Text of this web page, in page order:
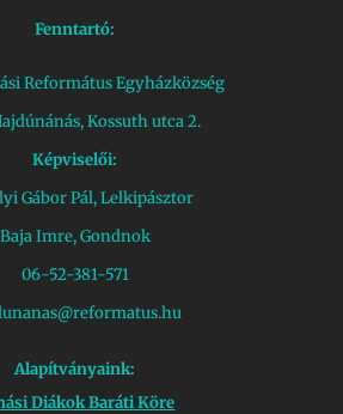
Fenntartó:
Református Egyházközség
Kossuth utca 2.
Képviselői:
Gábor Pál, Lelkipásztor
Baja Imre, Gondnok
06-52-381-571
Alapítványaink:
Diákok Baráti Köre